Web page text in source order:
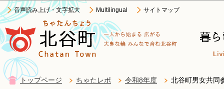
音声読み上げ・文字拡大 Multilingual サイトマップ
トップページ ちゃたレポ 令和8年度 北谷町男女共同